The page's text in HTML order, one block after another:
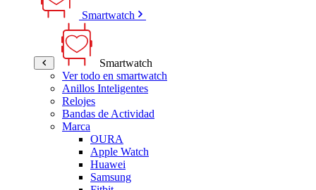
Smartwatch
Smartwatch
Ver todo en smartwatch
Anillos Inteligentes
Relojes
Bandas de Actividad
Marca
OURA
Apple Watch
Huawei
Samsung